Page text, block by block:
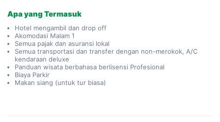
Apa yang Termasuk
Hotel mengambil dan drop off
Akomodasi Malam 1
Semua pajak dan asuransi lokal
Semua transportasi dan transfer dengan non-merokok, A/C
kendaraan deluxe
Panduan wisata berbahasa berlisensi Profesional
Biaya Parkir
Makan siang (untuk tur biasa)